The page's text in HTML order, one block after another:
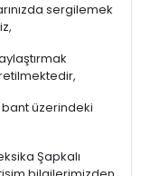
sergilemek
üzerindeki
Şapkalı